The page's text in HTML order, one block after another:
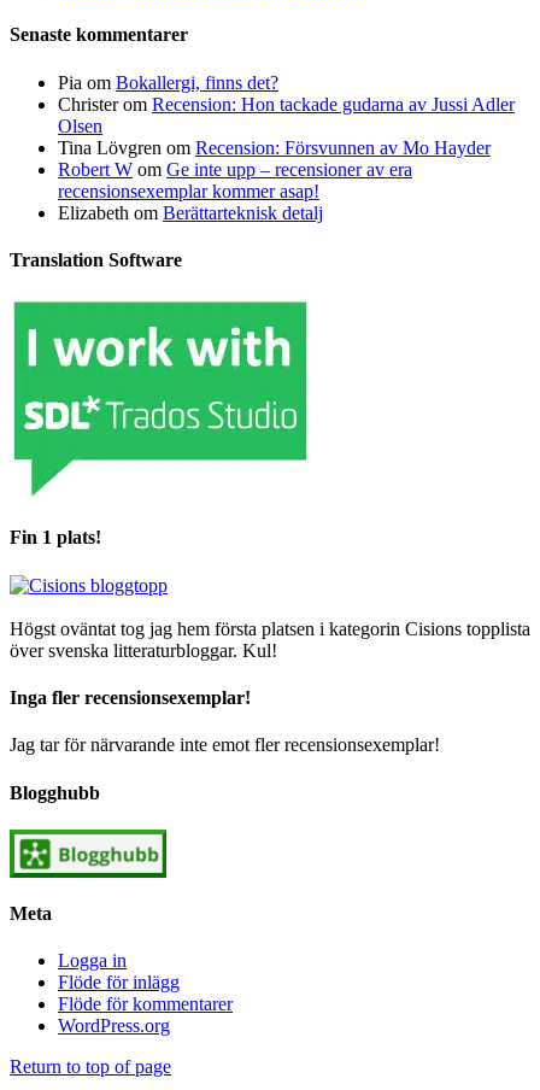
Senaste kommentarer
Pia om Bokallergi, finns det?
Christerom Recension: Hon tackade gudarna av Jussi Adler
Olsen
Tina Lövgren om Recension: Försvunnen av Mo Hayder
Robert W om Ge inte upp – recensioner av era
recensionsexemplar kommer asap!
Elizabeth om Berättarteknisk detalj
Translation Software
Fin 1 plats!
Högst oväntat tog jag hem första platsen i kategorin Cisions topplista
över svenska litteraturbloggar. Kul!
Inga fler recensionsexemplar!
Jag tar för närvarande inte emot fler recensionsexemplar!
Blogghubb
Meta
Logga in
Flöde för inlägg
Flöde för kommentarer
WordPress.org
Return to top of page